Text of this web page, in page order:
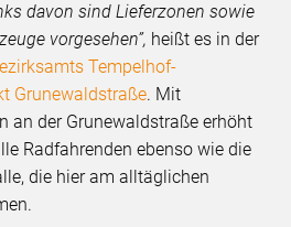
davon sind Lieferzonen sowie
vorgesehen”, heißt es in der
Tempelhof-
Grunewaldstraße. Mit
an der Grunewaldstraße erhöht
Radfahrenden ebenso wie die
die hier am alltäglichen